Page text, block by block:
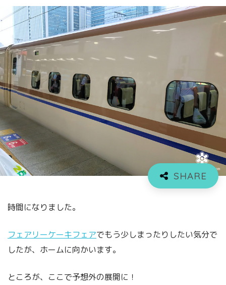
時間になりました。
フェアリーケーキフェアでもう少しまったりしたい気分で
したが、ホームに向かいます。
ところが、ここで予想外の展開に！